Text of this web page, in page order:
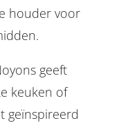
houder voor
geeft
keuken of
geïnspireerd